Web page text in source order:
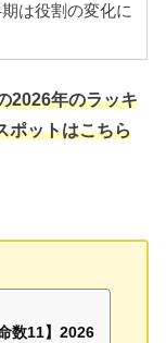
は役割の変化に
2026年のラッキ
ポットはこちら
数11】2026